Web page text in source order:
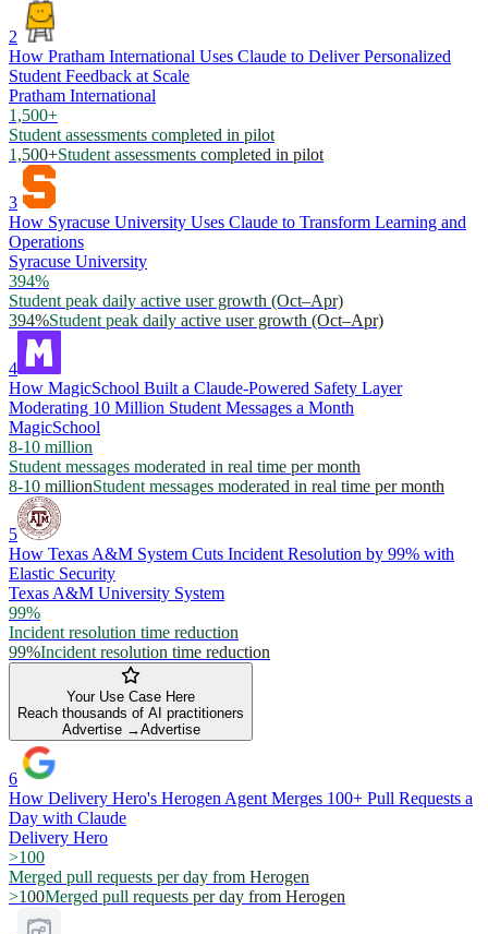
2
How Pratham International Uses Claude to Deliver Personalized
Student Feedback at Scale
Pratham International
1,500+
Student assessments completed in pilot
1,500+Student assessments completed in pilot
3
How Syracuse University Uses Claude to Transform Learning and
Operations
Syracuse University
394%
Student peak daily active user growth (Oct–Apr)
394%Student peak daily active user growth (Oct–Apr)
4
How MagicSchool Built a Claude-Powered Safety Layer
Moderating 10 Million Student Messages a Month
MagicSchool
8-10 million
Student messages moderated in real time per month
8-10 millionStudent messages moderated in real time per month
5
How Texas A&M System Cuts Incident Resolution by 99% with
Elastic Security
Texas A&M University System
99%
Incident resolution time reduction
99%Incident resolution time reduction
Your Use Case Here
Reach thousands of AI practitioners
Advertise →Advertise
6
How Delivery Hero's Herogen Agent Merges 100+ Pull Requests a
Day with Claude
Delivery Hero
>100
Merged pull requests per day from Herogen
>100Merged pull requests per day from Herogen